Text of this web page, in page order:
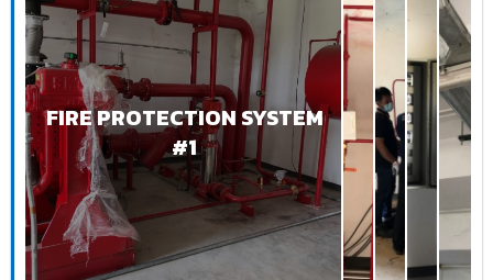
FIRE PROTECTION SYSTEM
#1